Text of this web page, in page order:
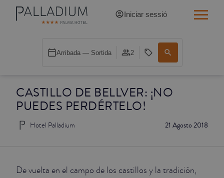
CASTILLO DE BELLVER: ¡NO
PUEDES PERDÉRTELO!
21 Agosto 2018
Hotel Palladium
De vuelta en el campo de los castillos y la tradición,
Iniciar sessió
Arribada — Sortida 2
INDIVIDUAL BALCÓ CATEDRAL
DOBLE WHITE